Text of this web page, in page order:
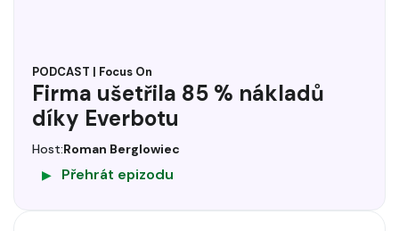
PODCAST | Focus On
Firma ušetřila 85 % nákladů
díky Everbotu
Host:Roman Berglowiec
▶
Přehrát epizodu